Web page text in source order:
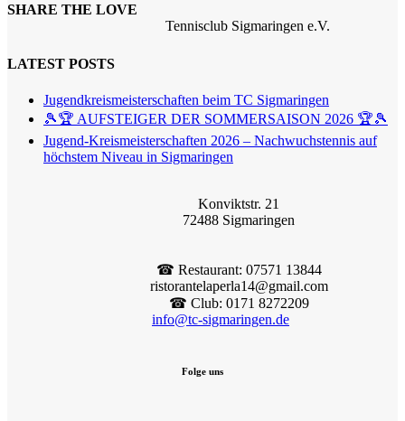
SHARE THE LOVE
LATEST POSTS
Jugendkreismeisterschaften beim TC Sigmaringen
🎾🏆 AUFSTEIGER DER SOMMERSAISON 2026 🏆🎾
Jugend-Kreismeisterschaften 2026 – Nachwuchstennis auf
höchstem Niveau in Sigmaringen
Tennisclub Sigmaringen e.V.
Konviktstr. 21
72488 Sigmaringen
☎︎ Restaurant: 07571 13844
ristorantelaperla14@gmail.com
☎︎ Club: 0171 8272209
info@tc-sigmaringen.de
Folge uns